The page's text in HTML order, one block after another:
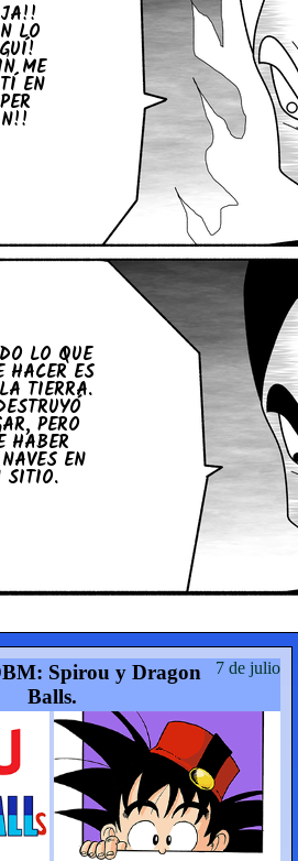
LO
ME
EN
LO QUE
HACER ES
TIERRA.
PERO
HABER
EN
SITIO.
7 de julio
Spirou y Dragon
Balls.